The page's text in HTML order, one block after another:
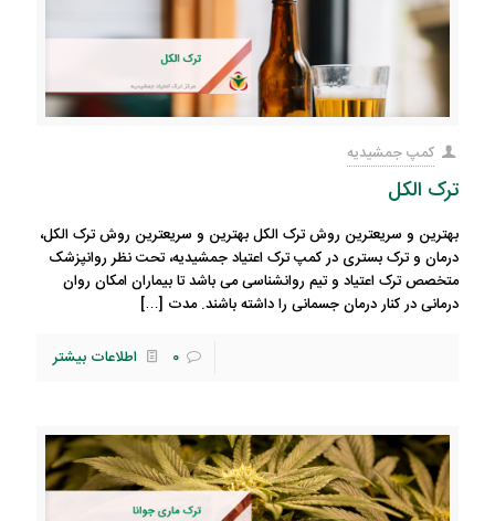
کمپ جمشیدیه
ترک الکل
بهترین و سریعترین روش ترک الکل بهترین و سریعترین روش ترک الکل،
درمان و ترک بستری در کمپ ترک اعتیاد جمشیدیه، تحت نظر روانپزشک
متخصص ترک اعتیاد و تیم روانشناسی می باشد تا بیماران امکان روان
درمانی در کنار درمان جسمانی را داشته باشند. مدت […]
0 اطلاعات بیشتر